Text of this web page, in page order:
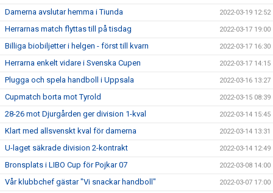
Damerna avslutar hemma i Tiunda 2022-03-19 12:52
Herrarnas match flyttas till på tisdag 2022-03-17 19:00
Billiga biobiljetter i helgen - först till kvarn 2022-03-17 16:30
Herrarna enkelt vidare i Svenska Cupen 2022-03-17 14:15
Plugga och spela handboll i Uppsala 2022-03-16 13:27
Cupmatch borta mot Tyrold 2022-03-15 08:39
28-26 mot Djurgården ger division 1-kval 2022-03-14 15:45
Klart med allsvenskt kval för damerna 2022-03-14 13:31
U-laget säkrade division 2-kontrakt 2022-03-14 12:49
Bronsplats i LIBO Cup för Pojkar 07 2022-03-08 14:00
Vår klubbchef gästar "Vi snackar handboll" 2022-03-07 17:00